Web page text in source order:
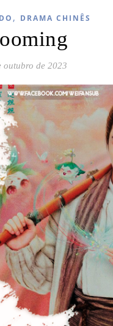
, DRAMA CHINÊS
outubro de 2023